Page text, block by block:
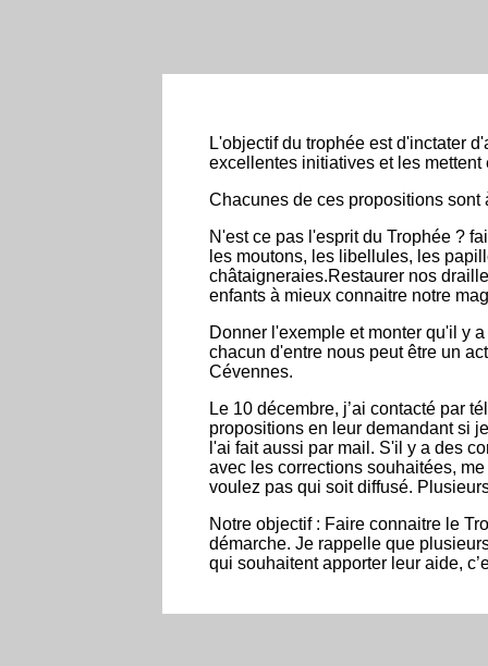
L'objectif du trophée est d'inctater
excellentes initiatives et les
Chacunes de ces propositions
N'est ce pas l'esprit du Trophée ?
les moutons, les libellules, les
châtaigneraies.Restaurer nos
enfants à mieux connaitre notre
Donner l'exemple et monter qu'il y
chacun d'entre nous peut être un
Cévennes.
Le 10 décembre, j’ai contacté par
propositions en leur demandant si
l'ai fait aussi par mail. S'il y a des
avec les corrections souhaitées,
voulez pas qui soit diffusé.
Notre objectif : Faire connaitre le
démarche. Je rappelle que
qui souhaitent apporter leur aide,